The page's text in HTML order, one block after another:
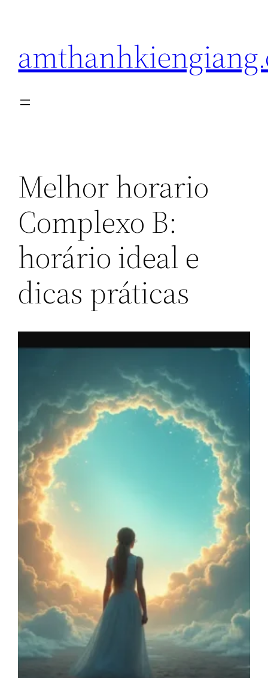
conteúdo
Melhor horario
Complexo B:
horário ideal e
dicas práticas